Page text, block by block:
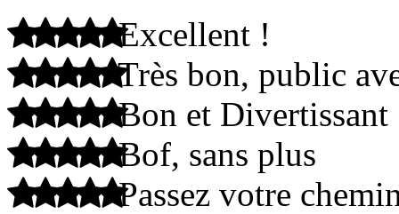
Excellent !
Très bon, public
Bon et Divertissant
Bof, sans plus
Passez votre